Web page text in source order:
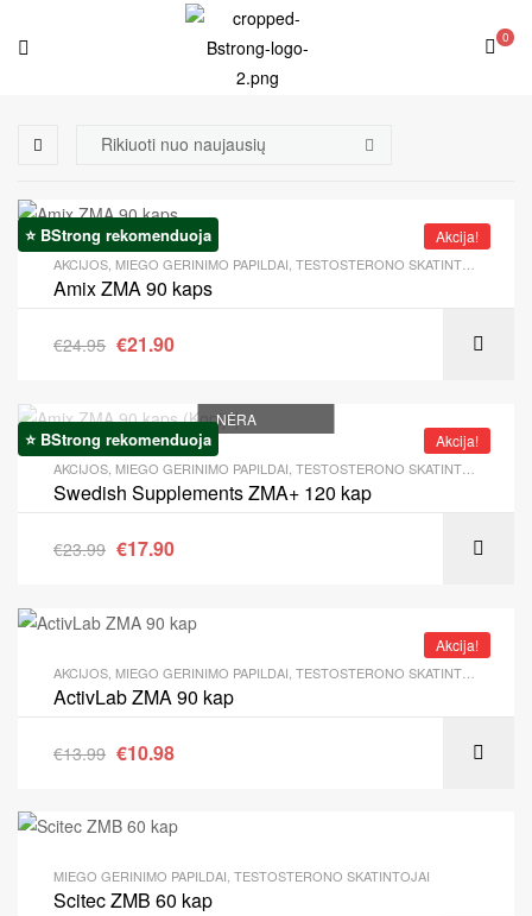
0
⭐ BStrong rekomenduoja Akcija!
AKCIJOS MIEGO GERINIMO PAPILDAI TESTOSTERONO SKATINTOJAI
Amix ZMA 90 kaps
€24.95 €21.90
⭐ BStrong rekomenduoja Akcija!
NĖRA
AKCIJOS MIEGO GERINIMO PAPILDAI TESTOSTERONO SKATINTOJAI
Swedish Supplements ZMA+ 120 kap
€23.99 €17.90
Akcija!
AKCIJOS MIEGO GERINIMO PAPILDAI TESTOSTERONO SKATINTOJAI
ActivLab ZMA 90 kap
€13.99 €10.98
MIEGO GERINIMO PAPILDAI, TESTOSTERONO SKATINTOJAI
Scitec ZMB 60 kap